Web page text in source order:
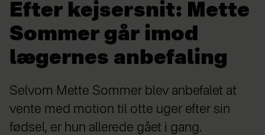
Efter kejsersnit: Mette
Sommer går imod
lægernes anbefaling
Selvom Mette Sommer blev anbefalet at
vente med motion til otte uger efter sin
fødsel, er hun allerede gået i gang.